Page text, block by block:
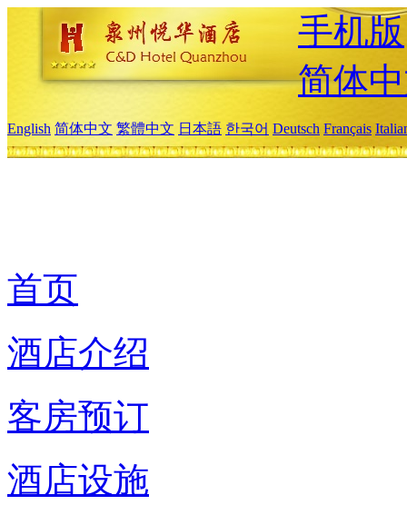
手机版
简体
English 简体中文 繁體中文 日本語 한국어 Deutsch Français
首页
酒店介绍
客房预订
酒店设施